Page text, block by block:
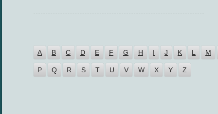
A B C D E F G H I J K L M
P Q R S T U V W X Y Z